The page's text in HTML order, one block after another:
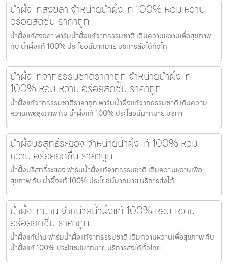
น้ำผึ้งแท้สงขลา จำหน่ายน้ำผึ้งแท้ 100% หอม หวาน
อร่อยสดชื่น ราคาถูก
น้ำผึ้งแท้สงขลา ฟาร์มน้ำผึ้งแท้จากธรรมชาติ เติมความหวานเพื่อสุขภาพ
กับ น้ำผึ้งแท้ 100% ประโยชน์มากมาย บริการส่งได้ทั่วไท
น้ำผึ้งแท้จากธรรมชาติราคาถูก จำหน่ายน้ำผึ้งแท้
100% หอม หวาน อร่อยสดชื่น ราคาถูก
น้ำผึ้งแท้จากธรรมชาติราคาถูก ฟาร์มน้ำผึ้งแท้จากธรรมชาติ เติมความ
หวานเพื่อสุขภาพ กับ น้ำผึ้งแท้ 100% ประโยชน์มากมาย บริกา
น้ำผึ้งบริสุทธิ์ระยอง จำหน่ายน้ำผึ้งแท้ 100% หอม
หวาน อร่อยสดชื่น ราคาถูก
น้ำผึ้งบริสุทธิ์ระยอง ฟาร์มน้ำผึ้งแท้จากธรรมชาติ เติมความหวานเพื่อ
สุขภาพ กับ น้ำผึ้งแท้ 100% ประโยชน์มากมาย บริการส่งได้
น้ำผึ้งแท้น่าน จำหน่ายน้ำผึ้งแท้ 100% หอม หวาน
อร่อยสดชื่น ราคาถูก
น้ำผึ้งแท้น่าน ฟาร์มน้ำผึ้งแท้จากธรรมชาติ เติมความหวานเพื่อสุขภาพ กับ
น้ำผึ้งแท้ 100% ประโยชน์มากมาย บริการส่งได้ทั่วไทย